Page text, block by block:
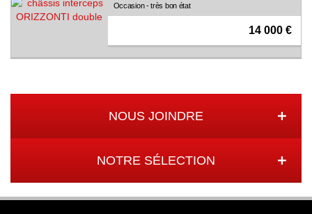
Occasion - très bon état
14 000 €
NOUS JOINDRE
NOTRE SÉLECTION